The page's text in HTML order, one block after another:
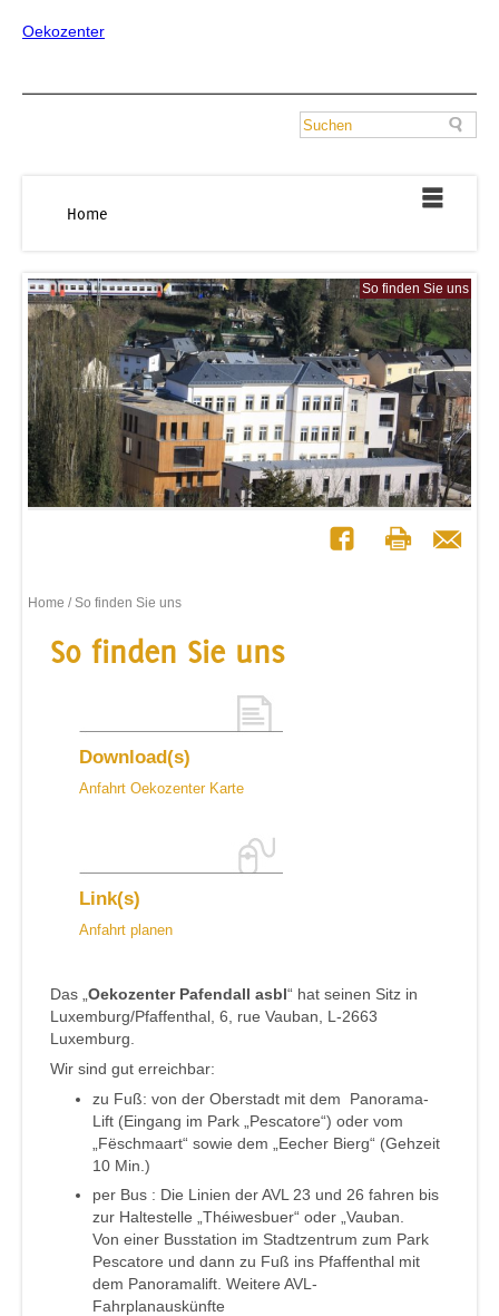
Oekozenter
Home
So finden Sie uns
Home / So finden Sie uns
So finden Sie uns
Download(s)
Anfahrt Oekozenter Karte
Link(s)
Anfahrt planen
Das „Oekozenter Pafendall asbl“ hat seinen Sitz in
Luxemburg/Pfaffenthal, 6, rue Vauban, L-2663
Luxemburg.
Wir sind gut erreichbar:
zu Fuß: von der Oberstadt mit dem Panorama-
Lift (Eingang im Park „Pescatore“) oder vom
„Fëschmaart“ sowie dem „Eecher Bierg“ (Gehzeit
10 Min.)
per Bus : Die Linien der AVL 23 und 26 fahren bis
zur Haltestelle „Théiwesbuer“ oder „Vauban.
Von einer Busstation im Stadtzentrum zum Park
Pescatore und dann zu Fuß ins Pfaffenthal mit
dem Panoramalift. Weitere AVL-
Fahrplanauskünfte